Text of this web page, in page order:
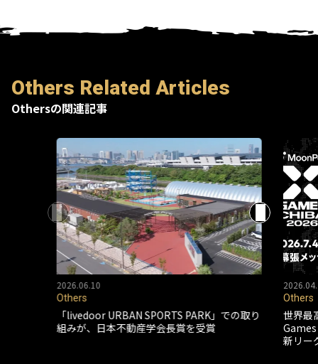
Others Related Articles
Othersの関連記事
2026.06.10
Others
「livedoor URBAN SPORTS PARK」での取り
組みが、日本不動産学会長賞を受賞
Others
世界最
新リー